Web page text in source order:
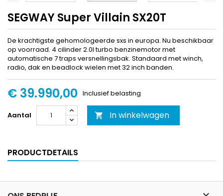
SEGWAY Super Villain SX20T
De krachtigste gehomologeerde sxs in europa. Nu beschikbaar
op voorraad. 4 cilinder 2.0l turbo benzinemotor met
automatische 7 traps versnellingsbak. Standaard met winch,
radio, dak en beadlock wielen met 32 inch banden.
€ 39.990,00 Inclusief belasting
Aantal  In winkelwagen
PRODUCTDETAILS